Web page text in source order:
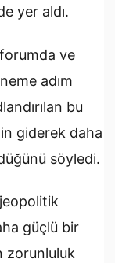
yer aldı.
ve
adım
bu
giderek daha
söyledi.
güçlü bir
zorunluluk